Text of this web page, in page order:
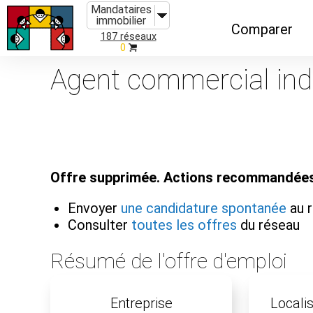
Mandataires
immobilier
187 réseaux
0
Comparer
Caractéristiques
Organismes de
Agent commercial
Offre supprimée. Actions
Envoyer une candidature spontanée au
Consulter toutes les offres du réseau
Résumé de l'offre d'emploi
Entreprise